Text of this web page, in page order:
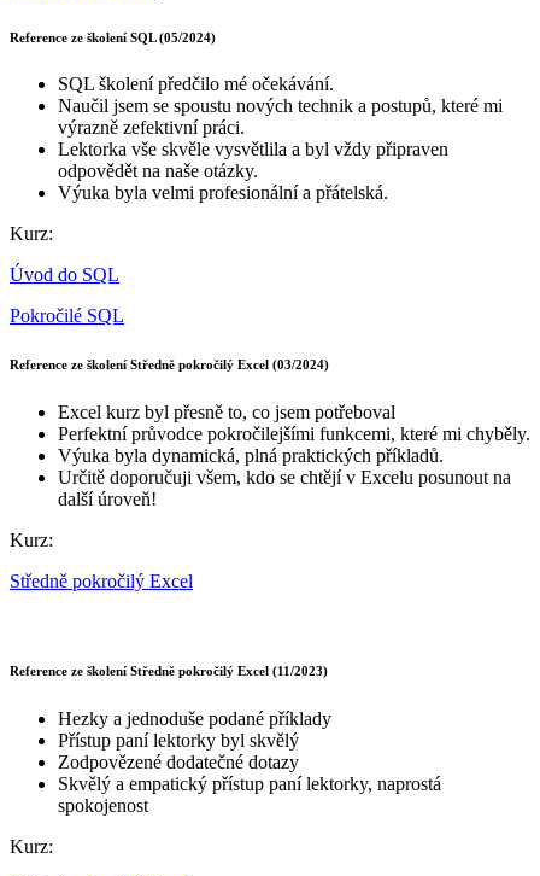
Reference ze školení SQL (05/2024)
SQL školení předčilo mé očekávání.
Naučil jsem se spoustu nových technik a postupů, které mi
výrazně zefektivní práci.
Lektorka vše skvěle vysvětlila a byl vždy připraven
odpovědět na naše otázky.
Výuka byla velmi profesionální a přátelská.
Kurz:
Úvod do SQL
Pokročilé SQL
Reference ze školení Středně pokročilý Excel (03/2024)
Excel kurz byl přesně to, co jsem potřeboval
Perfektní průvodce pokročilejšími funkcemi, které mi chyběly.
Výuka byla dynamická, plná praktických příkladů.
Určitě doporučuji všem, kdo se chtějí v Excelu posunout na
další úroveň!
Kurz:
Středně pokročilý Excel
Reference ze školení Středně pokročilý Excel (11/2023)
Hezky a jednoduše podané příklady
Přístup paní lektorky byl skvělý
Zodpovězené dodatečné dotazy
Skvělý a empatický přístup paní lektorky, naprostá
spokojenost
Kurz: